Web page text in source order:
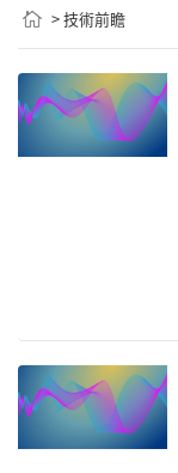
> 技術前瞻